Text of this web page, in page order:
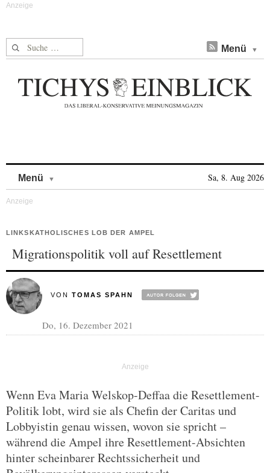
Suche nach: Menü
Menü Sa, 8. Aug 2026
LINKSKATHOLISCHES LOB DER AMPEL
Migrationspolitik voll auf Resettlement
VON TOMAS SPAHN
Do, 16. Dezember 2021
Wenn Eva Maria Welskop-Deffaa die Resettlement-
Politik lobt, wird sie als Chefin der Caritas und
Lobbyistin genau wissen, wovon sie spricht –
während die Ampel ihre Resettlement-Absichten
hinter scheinbarer Rechtssicherheit und